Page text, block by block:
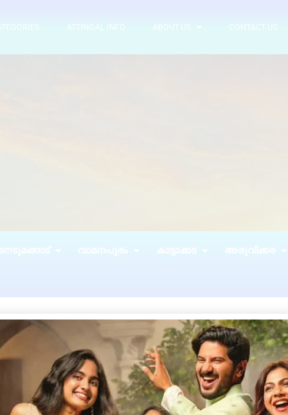
ATTINGAL INFO ABOUT US CONTACT US
വാമനപുരം കാട്ടാക്കട അരുവിക്കര
Tag: നിന്നായി